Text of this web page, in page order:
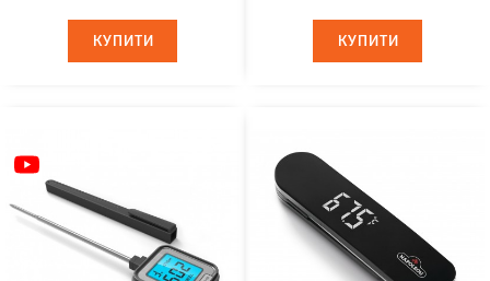
КУПИТИ
КУПИТИ КУПИТИ
КУПИТИ